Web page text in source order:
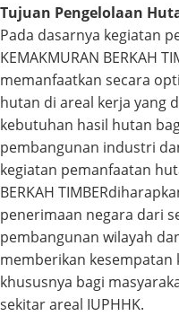
Tujuan Pengelolaan
Pada dasarnya kegiatan
KEMAKMURAN BERKAH
memanfaatkan secara
hutan di areal kerja yang
kebutuhan hasil hutan
pembangunan industri
kegiatan pemanfaatan
BERKAH
penerimaan negara dari
pembangunan wilayah
memberikan kesempatan
khususnya bagi
sekitar areal IUPHHK.